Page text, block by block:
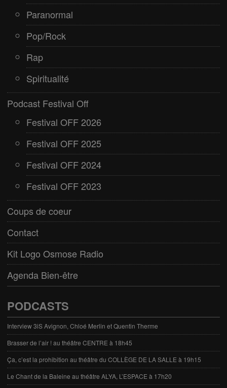
Paranormal
Pop/Rock
Rap
Spiritualité
Podcast Festival Off
Festival OFF 2026
Festival OFF 2025
Festival OFF 2024
Festival OFF 2023
Coups de coeur
Contact
Kit Logo Osmose Radio
Agenda Bien-être
PODCASTS
Interview 3iS Avignon, Chloé Merlin et Quentin Therme
Brasser de l’air ! au théâtre CENTRE à 18h45
Ça, c’est la prohibition au théâtre du COLLÈGE DE LA SALLE à 19h15
Le Chant de la Baleine au théâtre ALYA, L’ESPACE à 17h20